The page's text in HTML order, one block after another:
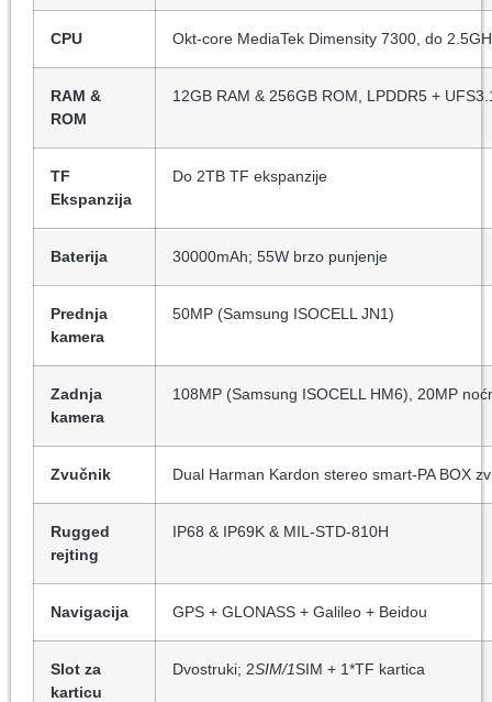
CPU Okt-core MediaTek Dimensity 7300, do
RAM &
ROM
12GB RAM & 256GB ROM, LPDDR5 +
TF
Ekspanzija
Do 2TB TF ekspanzije
Baterija 30000mAh; 55W brzo punjenje
Prednja
kamera
50MP (Samsung ISOCELL JN1)
Zadnja
kamera
108MP (Samsung ISOCELL HM6), 20MP
Zvučnik Dual Harman Kardon stereo smart-PA BOX
Rugged
rejting
IP68 & IP69K & MIL-STD-810H
Navigacija GPS + GLONASS + Galileo + Beidou
Slot za
karticu
Dvostruki; 2SIM/1SIM + 1*TF kartica